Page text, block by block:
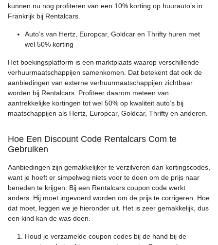
kunnen nu nog profiteren van een 10% korting op huurauto’s in
Frankrijk bij Rentalcars.
Auto’s van Hertz, Europcar, Goldcar en Thrifty huren met
wel 50% korting
Het boekingsplatform is een marktplaats waarop verschillende
verhuurmaatschappijen samenkomen. Dat betekent dat ook de
aanbiedingen van externe verhuurmaatschappijen zichtbaar
worden bij Rentalcars. Profiteer daarom meteen van
aantrekkelijke kortingen tot wel 50% op kwaliteit auto’s bij
maatschappijen als Hertz, Europcar, Goldcar, Thrifty en anderen.
Hoe Een Discount Code Rentalcars Com te
Gebruiken
Aanbiedingen zijn gemakkelijker te verzilveren dan kortingscodes,
want je hoeft er simpelweg niets voor te doen om de prijs naar
beneden te krijgen. Bij een Rentalcars coupon code werkt
anders. Hij moet ingevoerd worden om de prijs te corrigeren. Hoe
dat moet, leggen we je hieronder uit. Het is zeer gemakkelijk, dus
een kind kan de was doen.
Houd je verzamelde coupon codes bij de hand bij de